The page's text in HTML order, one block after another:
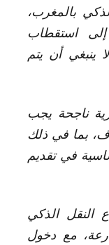
بالمغرب،
استقطاب
ينبغي أن يتم
ناجحة يجب
بما في ذلك
في تقديم
النقل الذكي
مع دخول